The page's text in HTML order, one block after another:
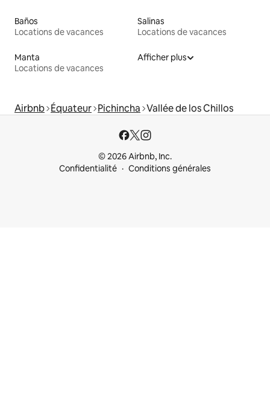
Baños
Locations de vacances
Salinas
Locations de vacances
Manta
Locations de vacances
Afficher plus
Airbnb Équateur Pichincha Vallée de los Chillos
© 2026 Airbnb, Inc.
Confidentialité
Conditions générales